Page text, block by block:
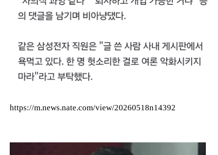
https://m.news.nate.com/view/20260518n14392